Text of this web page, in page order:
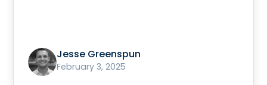
Jesse Greenspun
February 3, 2025